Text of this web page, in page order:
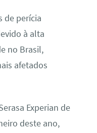
de perícia
à alta
no Brasil,
afetados
Experian de
deste ano,